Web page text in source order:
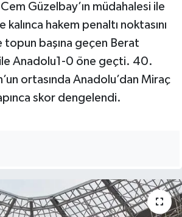
Güzelbay’ın müdahalesi ile
kalınca hakem penaltı noktasını
başına geçen Berat
ile Anadolu1-0 öne geçti. 40.
ortasında Anadolu’dan Miraç
skor dengelendi.